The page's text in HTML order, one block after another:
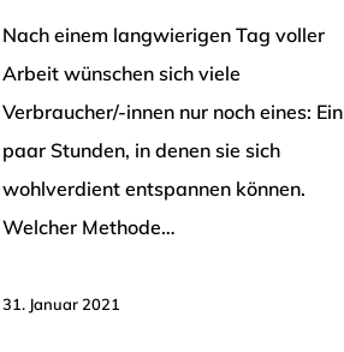
Nach einem langwierigen Tag voller
Arbeit wünschen sich viele
Verbraucher/-innen nur noch eines: Ein
paar Stunden, in denen sie sich
wohlverdient entspannen können.
Welcher Methode…
31. Januar 2021